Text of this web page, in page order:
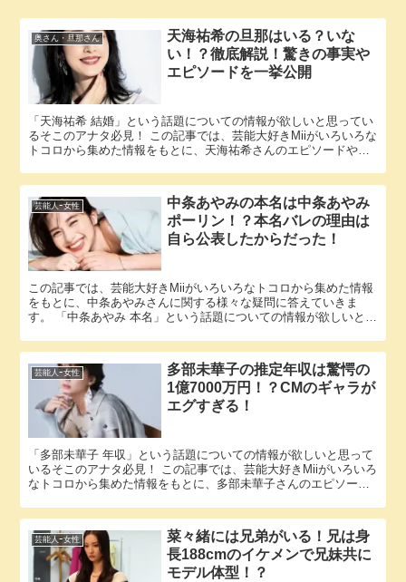
奥さん・旦那さん
天海祐希の旦那はいる？いな
い！？徹底解説！驚きの事実や
エピソードを一挙公開
「天海祐希 結婚」という話題についての情報が欲しいと思ってい
るそこのアナタ必見！ この記事では、芸能大好きMiiがいろいろな
トコロから集めた情報をもとに、天海祐希さんのエピソードやパ
芸能人ｰ女性
中条あやみの本名は中条あやみ
ポーリン！？本名バレの理由は
自ら公表したからだった！
この記事では、芸能大好きMiiがいろいろなトコロから集めた情報
をもとに、中条あやみさんに関する様々な疑問に答えていきま
す。 「中条あやみ 本名」という話題についての情報が欲しいと思
芸能人ｰ女性
多部未華子の推定年収は驚愕の
1億7000万円！？CMのギャラが
エグすぎる！
「多部未華子 年収」という話題についての情報が欲しいと思って
いるそこのアナタ必見！ この記事では、芸能大好きMiiがいろいろ
なトコロから集めた情報をもとに、多部未華子さんのエピソード
芸能人ｰ女性
菜々緒には兄弟がいる！兄は身
長188cmのイケメンで兄妹共に
モデル体型！？